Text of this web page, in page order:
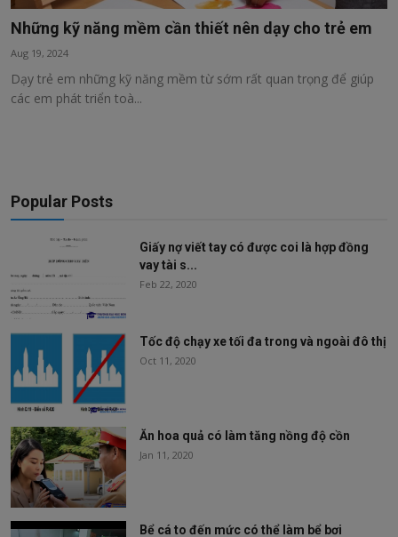
Những kỹ năng mềm cần thiết nên dạy cho trẻ em
Aug 19, 2024
Dạy trẻ em những kỹ năng mềm từ sớm rất quan trọng để giúp
các em phát triển toà...
Popular Posts
Giấy nợ viết tay có được coi là hợp đồng
vay tài s...
Feb 22, 2020
Tốc độ chạy xe tối đa trong và ngoài đô thị
Oct 11, 2020
Ăn hoa quả có làm tăng nồng độ cồn
Jan 11, 2020
Bể cá to đến mức có thể làm bể bơi